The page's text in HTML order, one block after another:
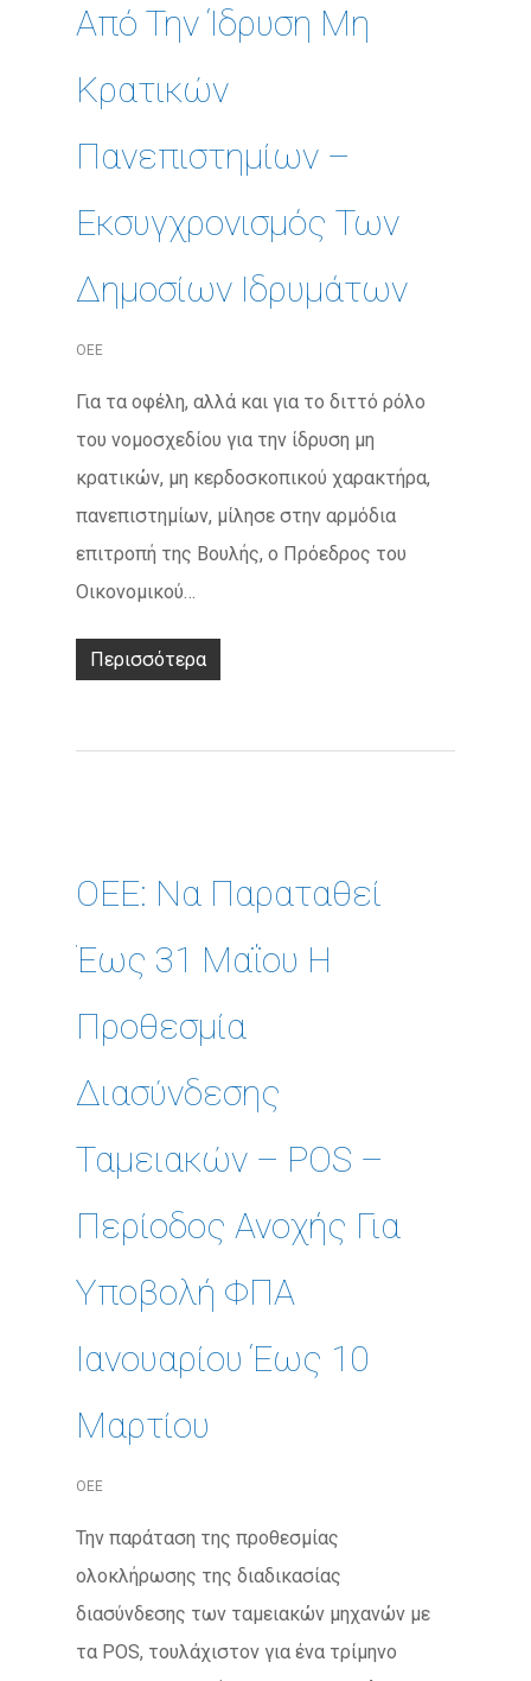
Από Την Ίδρυση Μη
Κρατικών
Πανεπιστημίων –
Εκσυγχρονισμός Των
Δημοσίων Ιδρυμάτων
ΟΕΕ
Για τα οφέλη, αλλά και για το διττό ρόλο
του νομοσχεδίου για την ίδρυση μη
κρατικών, μη κερδοσκοπικού χαρακτήρα,
πανεπιστημίων, μίλησε στην αρμόδια
επιτροπή της Βουλής, ο Πρόεδρος του
Οικονομικού…
Περισσότερα
ΟΕΕ: Να Παραταθεί
Έως 31 Μαΐου Η
Προθεσμία
Διασύνδεσης
Ταμειακών – POS –
Περίοδος Ανοχής Για
Υποβολή ΦΠΑ
Ιανουαρίου Έως 10
Μαρτίου
ΟΕΕ
Την παράταση της προθεσμίας
ολοκλήρωσης της διαδικασίας
διασύνδεσης των ταμειακών μηχανών με
τα POS, τουλάχιστον για ένα τρίμηνο